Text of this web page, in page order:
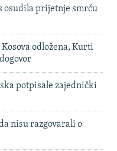
osudila prijetnje smrću
odložena, Kurti
potpisale zajednički
nisu razgovarali o